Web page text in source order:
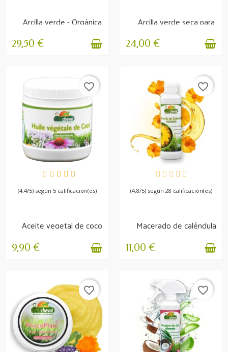
Arcilla verde - Orgánica
- Uso interno y...
29,50 €
Arcilla verde seca para
cataplasma 1,5 kg
24,00 €
DISPONIBLE
favorite_border
(4,4/5) según 5 calificación(es)
Aceite vegetal de coco
- Crin, piel,...
9,90 €
DISPONIBLE
favorite_border
(4,8/5) según 28 calificación(es)
Macerado de caléndula
Irritación y picor
11,00 €
favorite_border favorite_border